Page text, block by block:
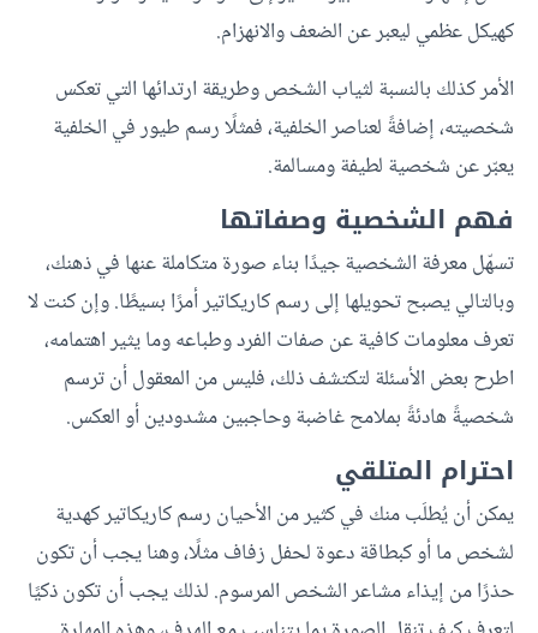
كهيكل عظمي ليعبر عن الضعف والانهزام.
الأمر كذلك بالنسبة لثياب الشخص وطريقة ارتدائها التي تعكس
شخصيته، إضافةً لعناصر الخلفية، فمثلًا رسم طيور في الخلفية
يعبّر عن شخصية لطيفة ومسالمة.
فهم الشخصية وصفاتها
تسهّل معرفة الشخصية جيدًا بناء صورة متكاملة عنها في ذهنك،
وبالتالي يصبح تحويلها إلى رسم كاريكاتير أمرًا بسيطًا. وإن كنت لا
تعرف معلومات كافية عن صفات الفرد وطباعه وما يثير اهتمامه،
اطرح بعض الأسئلة لتكتشف ذلك، فليس من المعقول أن ترسم
شخصيةً هادئةً بملامح غاضبة وحاجبين مشدودين أو العكس.
احترام المتلقي
يمكن أن يُطلَب منك في كثير من الأحيان رسم كاريكاتير كهدية
لشخص ما أو كبطاقة دعوة لحفل زفاف مثلًا، وهنا يجب أن تكون
حذرًا من إيذاء مشاعر الشخص المرسوم. لذلك يجب أن تكون ذكيًا